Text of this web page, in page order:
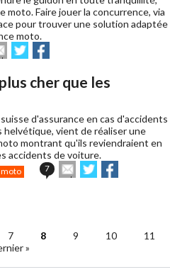
moto. Faire jouer la concurrence, via
pour trouver une solution adaptée
moto.
EnvoyerPartager
sur sur
cher que les
d'assurance en cas d'accidents
helvétique, vient de réaliser une
montrant qu'ils reviendraient en
accidents de voiture.
7
Envoyer
cet
Partager
sur sur
7 8 9 10
11
»